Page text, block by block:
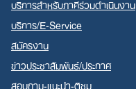
บริการสำหรับภาคีร่วมดำเนินงาน
บริการ/E-Service
สมัครงาน
ข่าวประชาสัมพันธ์/ประกาศ